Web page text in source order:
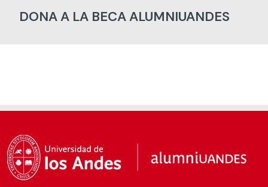
DONA A LA BECA ALUMNIUANDES